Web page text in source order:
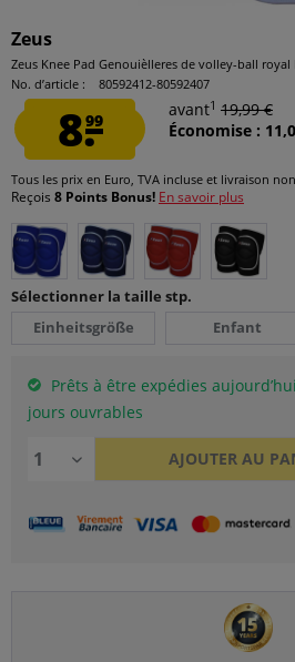
Zeus
Zeus Knee Pad Genouièlleres de volley-ball royal
No. d’article :
80592412-80592407
8.99
avant1 19,99 €
Économise :
Tous les prix en Euro, TVA incluse et livraison
Reçois 8 Points Bonus! En savoir plus
Sélectionner la taille stp.
Einheitsgröße
Enfant
Prêts à être expédies
jours ouvrables
AJOUTER AU